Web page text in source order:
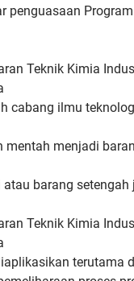
penguasaan
Teknik Kimia
cabang ilmu
mentah menjadi
barang setengah
Teknik Kimia
terutama